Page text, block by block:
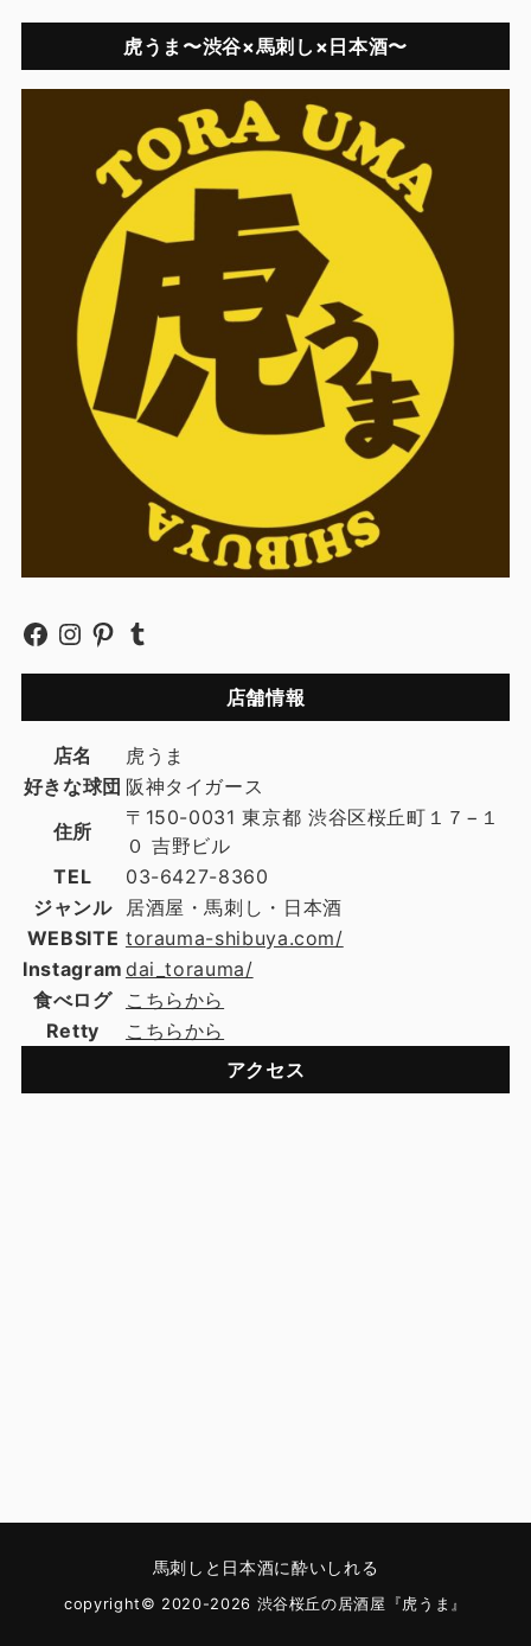
虎うま〜渋谷×馬刺し×日本酒〜
店舗情報
店名
虎うま
好きな球団 阪神タイガース
住所
〒150-0031 東京都 渋谷区桜丘町１７−１
０ 吉野ビル
TEL
03-6427-8360
ジャンル
居酒屋・馬刺し・日本酒
WEBSITE torauma-shibuya.com/
Instagram dai_torauma/
食べログ
こちらから
Retty
こちらから
アクセス
馬刺しと日本酒に酔いしれる
copyright© 2020-2026 渋谷桜丘の居酒屋『虎うま』